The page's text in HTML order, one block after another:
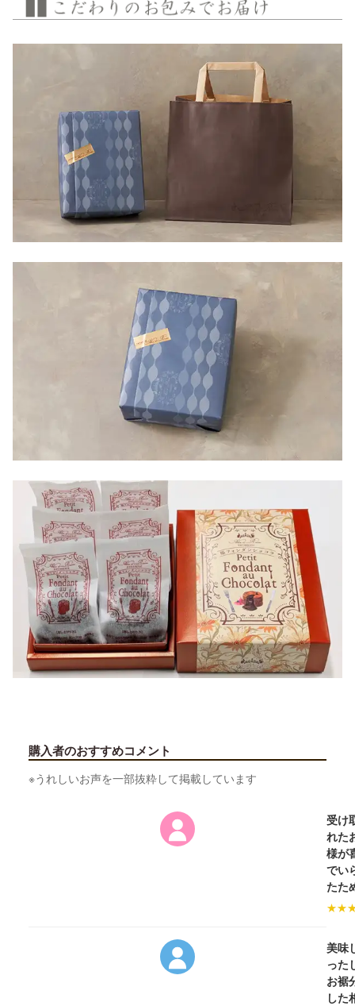
購入者のおすすめコメント
※うれしいお声を一部抜粋して掲載しています
受け
れた
様が
でい
たた
★★
美味
った
お裾
した